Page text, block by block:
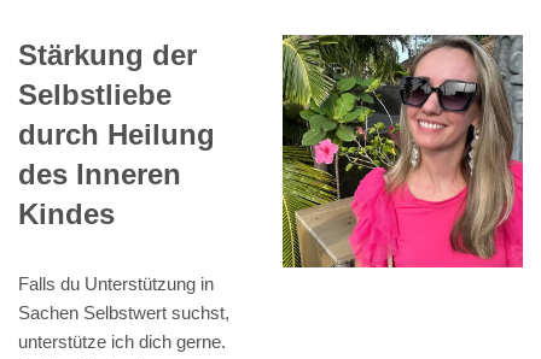
Stärkung der
Selbstliebe
durch Heilung
des Inneren
Kindes
Falls du Unterstützung in
Sachen Selbstwert suchst,
unterstütze ich dich gerne.